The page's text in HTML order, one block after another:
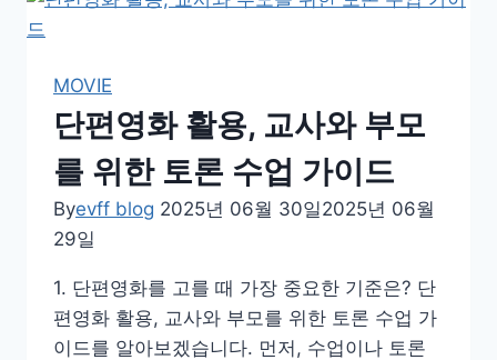
화
수
성
수
업,
사
와
부
MOVIE
단편영화 활용, 교사와 부모
를 위한 토론 수업 가이드
Byevff blog 2025년 06월 30일2025년 06월
29일
1. 단편영화를 고를 때 가장 중요한 기준은? 단
편영화 활용, 교사와 부모를 위한 토론 수업 가
이드를 알아보겠습니다. 먼저, 수업이나 토론